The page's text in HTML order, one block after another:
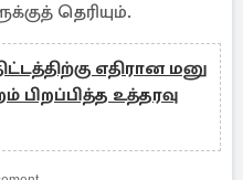
தெரியும்.
எதிரான மனு
பிறப்பித்த உத்தரவு